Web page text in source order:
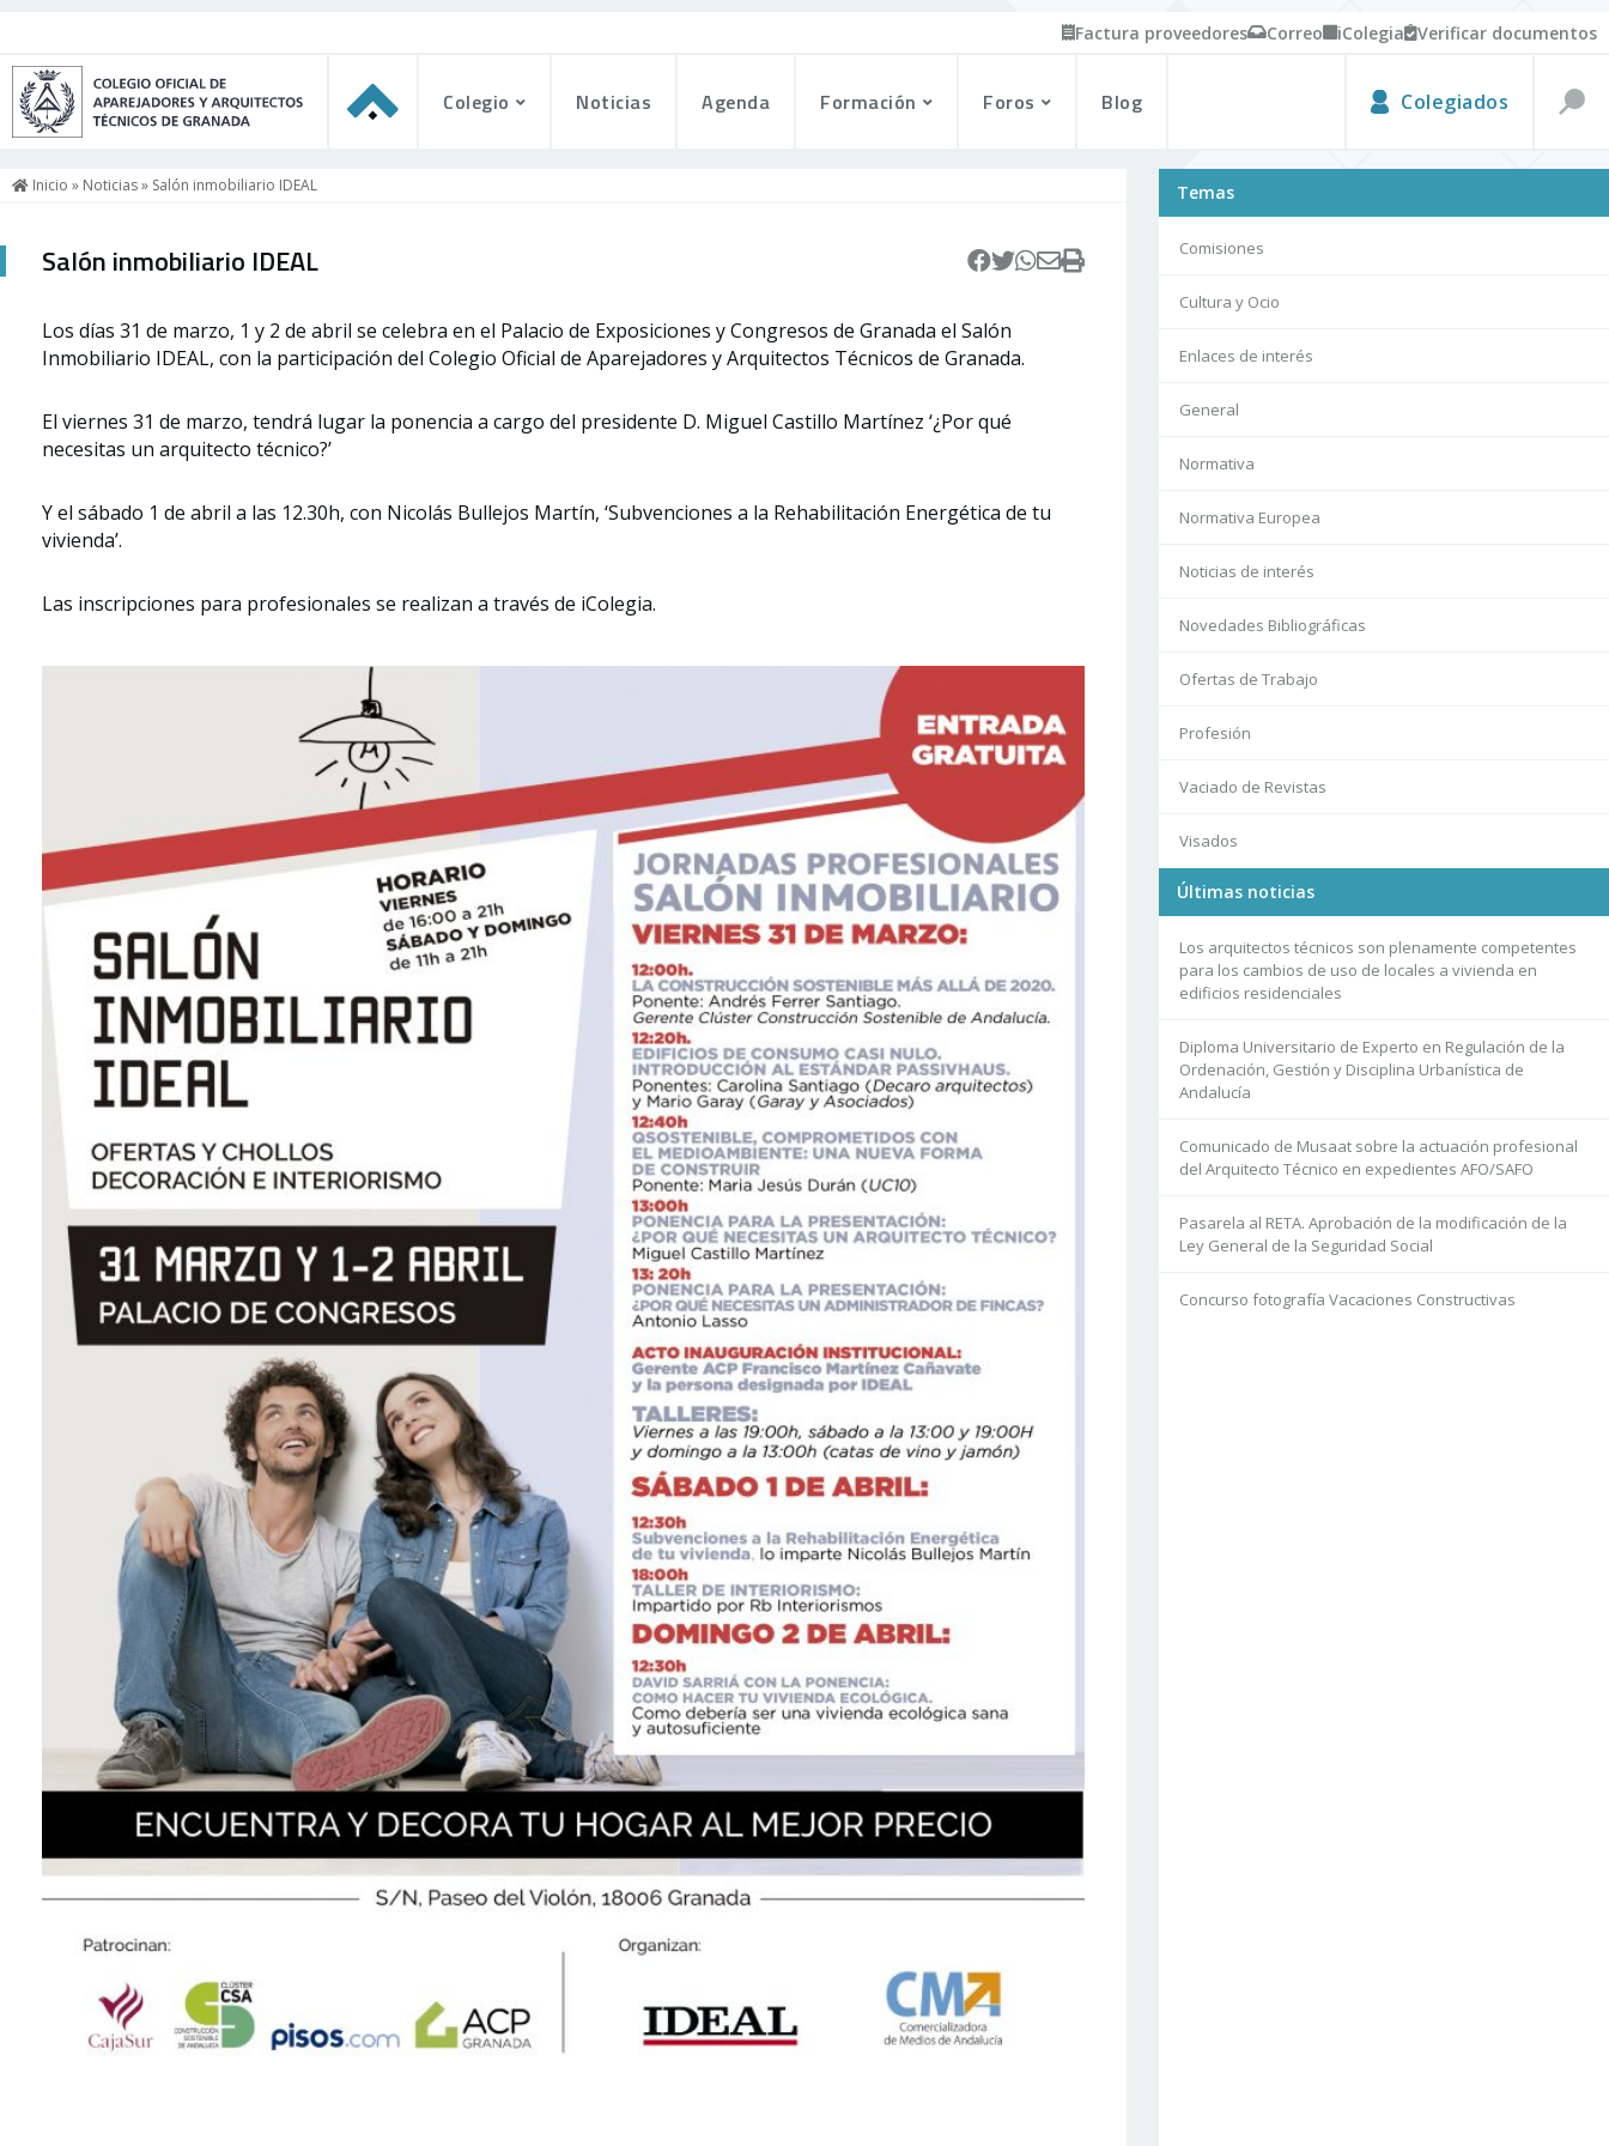
Factura proveedores Correo iColegia Verificar documentos
Colegio Noticias Agenda Formación Foros Blog Colegiados
Inicio » Noticias» Salón inmobiliario IDEAL
Salón inmobiliario IDEAL
Los días 31 de marzo, 1 y 2 de abril se celebra en el Palacio de Exposiciones y Congresos de Granada el Salón
Inmobiliario IDEAL, con la participación del Colegio Oficial de Aparejadores y Arquitectos Técnicos de Granada.
El viernes 31 de marzo, tendrá lugar la ponencia a cargo del presidente D. Miguel Castillo Martínez ‘¿Por qué
necesitas un arquitecto técnico?’
Y el sábado 1 de abril a las 12.30h, con Nicolás Bullejos Martín, ‘Subvenciones a la Rehabilitación Energética de tu
vivienda’.
Las inscripciones para profesionales se realizan a través de iColegia.
Temas
Comisiones
Cultura y Ocio
Enlaces de interés
General
Normativa
Normativa Europea
Noticias de interés
Novedades Bibliográficas
Ofertas de Trabajo
Profesión
Vaciado de Revistas
Visados
Últimas noticias
Los arquitectos técnicos son plenamente competentes
para los cambios de uso de locales a vivienda en
edificios residenciales
Diploma Universitario de Experto en Regulación de la
Ordenación, Gestión y Disciplina Urbanística de
Andalucía
Comunicado de Musaat sobre la actuación profesional
del Arquitecto Técnico en expedientes AFO/SAFO
Pasarela al RETA. Aprobación de la modificación de la
Ley General de la Seguridad Social
Concurso fotografía Vacaciones Constructivas